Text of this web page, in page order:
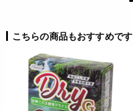
こちらの商品もおすすめです